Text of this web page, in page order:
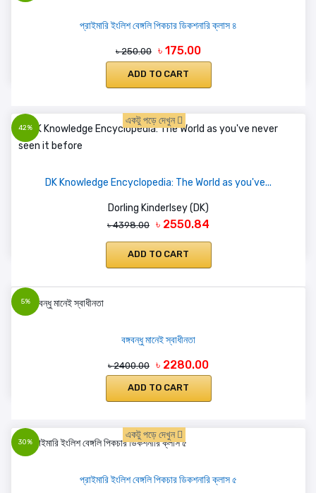
প্রাইমারি ইংলিশ বেঙ্গলি পিকচার ডিকশনারি ক্লাস ৪
৳ 250.00 ৳ 175.00
ADD TO CART
42%
একটু পড়ে দেখুন
DK Knowledge Encyclopedia: The World as you've...
Dorling Kinderlsey (DK)
৳ 4398.00 ৳ 2550.84
ADD TO CART
5%
বঙ্গবন্ধু মানেই স্বাধীনতা
৳ 2400.00 ৳ 2280.00
ADD TO CART
30%
একটু পড়ে দেখুন
প্রাইমারি ইংলিশ বেঙ্গলি পিকচার ডিকশনারি ক্লাস ৫